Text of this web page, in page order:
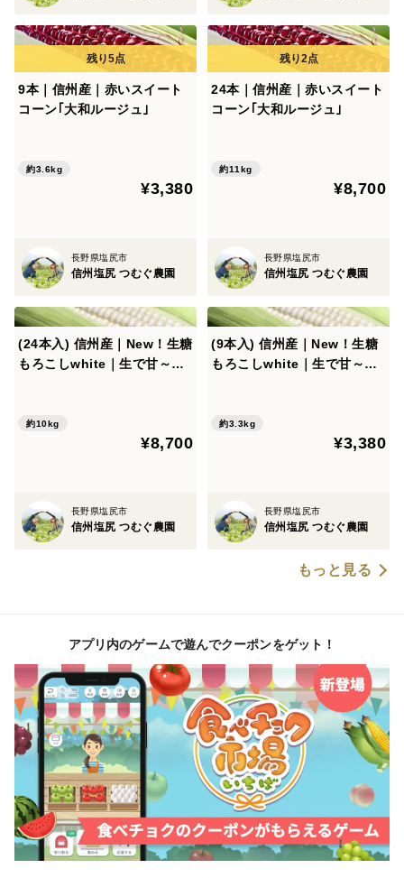
9本｜信州産｜赤いスイート
コーン｢大和ルージュ｣
約3.6kg
¥3,380
長野県塩尻市
信州塩尻 つむぐ農園
24本｜信州産｜赤いスイート
コーン｢大和ルージュ｣
約11kg
¥8,700
長野県塩尻市
信州塩尻 つむぐ農園
(24本入) 信州産｜New！生糖
もろこしwhite｜生で甘～い
約10kg
¥8,700
長野県塩尻市
信州塩尻 つむぐ農園
(9本入) 信州産｜New！生糖
もろこしwhite｜生で甘～い
約3.3kg
¥3,380
長野県塩尻市
信州塩尻 つむぐ農園
もっと見る
アプリ内のゲームで遊んでクーポンをゲット！